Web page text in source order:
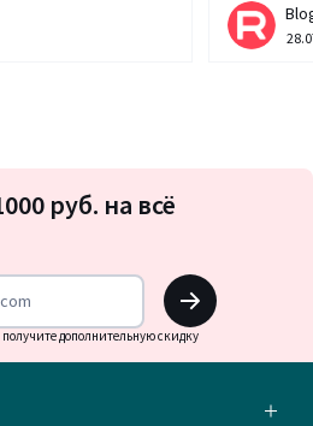
на
руб. на всё
OK
дополнительную скидку